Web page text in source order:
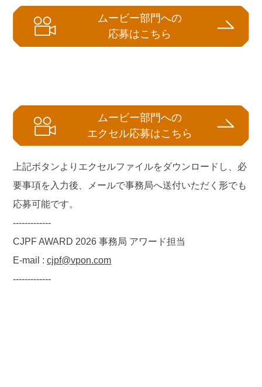
ムービー部門への
応募はこちら
ムービー部門への
エクセル応募はこちら
上記ボタンよりエクセルファイルをダウンロードし、必
要事項を入力後、メールで事務局へ送付いただく形でも
応募可能です。
-------------
CJPF AWARD 2026 事務局 アワード担当
E-mail :cjpf@vpon.com
-------------